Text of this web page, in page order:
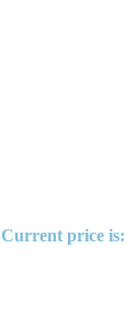
Current price is: